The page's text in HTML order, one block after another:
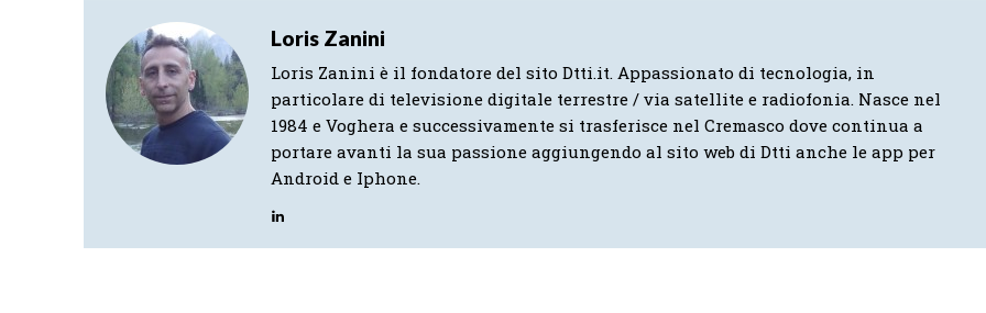
Loris Zanini
Loris Zanini è il fondatore del sito Dtti.it. Appassionato di tecnologia, in
particolare di televisione digitale terrestre / via satellite e radiofonia. Nasce nel
1984 e Voghera e successivamente si trasferisce nel Cremasco dove continua a
portare avanti la sua passione aggiungendo al sito web di Dtti anche le app per
Android e Iphone.